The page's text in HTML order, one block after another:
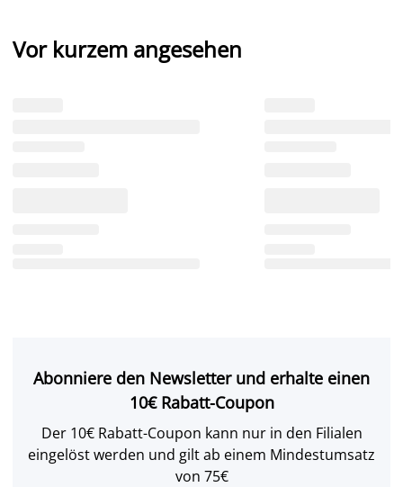
Vor kurzem angesehen
Abonniere den Newsletter und erhalte einen
10€ Rabatt-Coupon
Der 10€ Rabatt-Coupon kann nur in den Filialen
eingelöst werden und gilt ab einem Mindestumsatz
von 75€